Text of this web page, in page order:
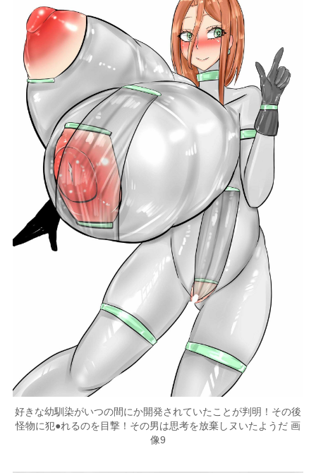
好きな幼馴染がいつの間にか開発されていたことが判明！その後
怪物に犯●れるのを目撃！その男は思考を放棄しヌいたようだ 画
像9